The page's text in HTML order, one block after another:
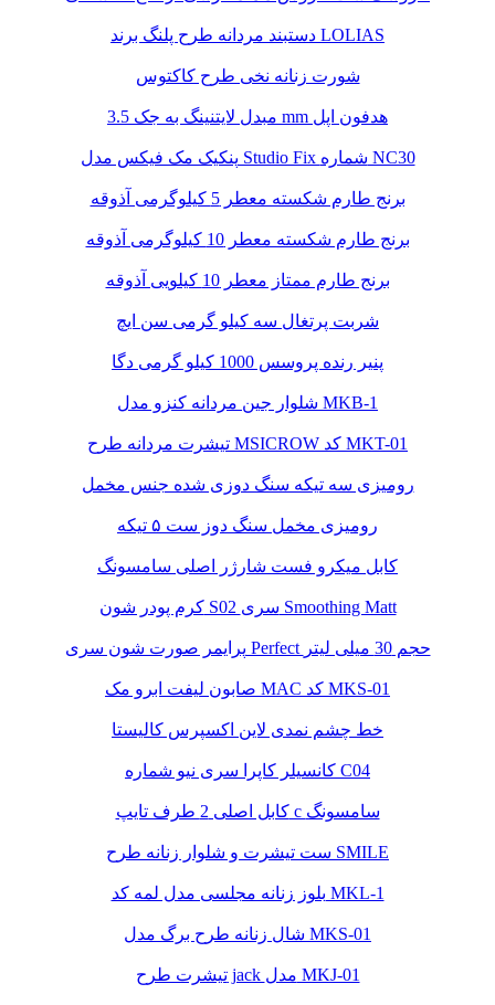
دستبند مردانه طرح پلنگ برند LOLIAS
شورت زنانه نخی طرح کاکتوس
مبدل لایتنینگ به جک 3.5 mm هدفون اپل
پنکیک مک فیکس مدل Studio Fix شماره NC30
برنج طارم شکسته معطر 5 کیلوگرمی آذوقه
برنج طارم شکسته معطر 10 کیلوگرمی آذوقه
برنج طارم ممتاز معطر 10 کیلویی آذوقه
شربت پرتغال سه کیلو گرمی سن ایچ
پنیر رنده پروسس 1000 کیلو گرمی دگا
شلوار جین مردانه کنزو مدل MKB-1
تیشرت مردانه طرح MSICROW کد MKT-01
رومیزی سه تیکه سنگ دوزی شده جنس مخمل
رومیزی مخمل سنگ دوز ست ۵ تیکه
کابل میکرو فست شارژر اصلی سامسونگ
کرم پودر شون S02 سری Smoothing Matt
پرایمر صورت شون سری Perfect حجم 30 میلی لیتر
صابون لیفت ابرو مک MAC کد MKS-01
خط چشم نمدی لاین اکسپرس کالیستا
کانسیلر کاپرا سری نیو شماره C04
کابل اصلی 2 طرف تایپ c سامسونگ
ست تیشرت و شلوار زنانه طرح SMILE
بلوز زنانه مجلسی مدل لمه کد MKL-1
شال زنانه طرح برگ مدل MKS-01
تیشرت طرح jack مدل MKJ-01